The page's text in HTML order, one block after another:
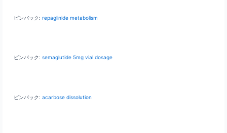
ピンバック: repaglinide metabolism
ピンバック: semaglutide 5mg vial dosage
ピンバック: acarbose dissolution